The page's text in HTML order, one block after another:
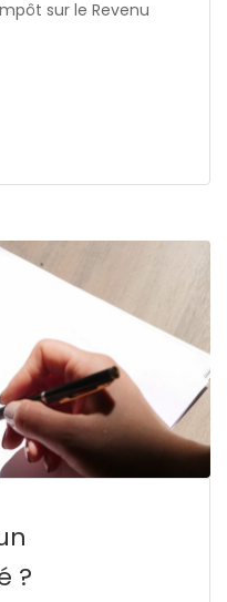
sur le Revenu
?